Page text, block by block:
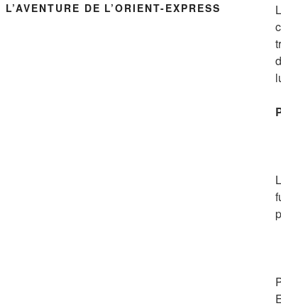
L’AVENTURE DE L’ORIENT-EXPRESS